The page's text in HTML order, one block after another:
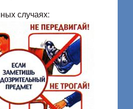
случаях: